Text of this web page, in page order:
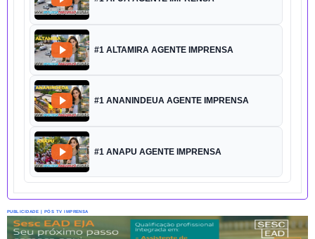
#1 ALTAMIRA AGENTE IMPRENSA
#1 ANANINDEUA AGENTE IMPRENSA
#1 ANAPU AGENTE IMPRENSA
PUBLICIDADE | PÓS TV IMPRENSA